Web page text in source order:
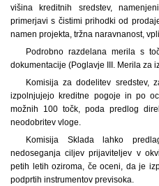
višina kreditnih sredstev,
primerjavi s čistimi prihodki od
namen projekta, tržna naravnanost,
Podrobno razdelana merila s
dokumentacije (Poglavje III. Merila za
Komisija za dodelitev sredstev,
izpolnjujejo kreditne pogoje in po
možnih 100 točk, poda predlog
neodobritev vloge.
Komisija Sklada lahko
nedoseganja ciljev prijaviteljev v
petih letih oziroma, če oceni, da je
podprtih instrumentov previsoka.